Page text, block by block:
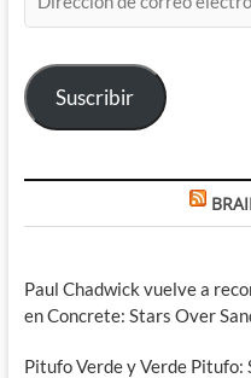
de
electrónico
Suscribir
Paul Chadwick vuelve a
en Concrete: Stars Over
Pitufo Verde y Verde Pitufo: